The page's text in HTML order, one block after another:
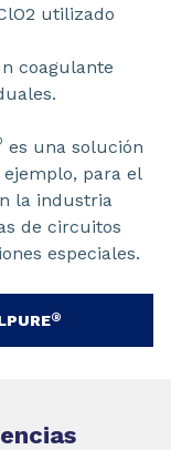
utilizado
coagulante
es una solución
para el
la industria
de circuitos
especiales.
®